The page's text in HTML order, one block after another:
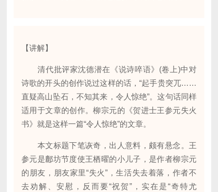
【讲解】
清代批评家沈德潜在《说诗啐语》(卷上)中对
诗歌的开头的创作说过这样的话，“起手贵突兀……
直疑高山坠石，不知其来，令人惊绝”。这句话同样
适用于文章的创作。柳宗元的《贺进士王参元失火
书》就是这样一篇“令人惊绝”的文章。
本文标题下笔诙奇，出人意料，颇有悬念。王
参元是鄜坊节度使王栖曜的小儿子，是作者柳宗元
的朋友，朋友家里“失火”，生活失去着落，作者不
去劝解、安慰，反而要“祝贺”，实在是“奇特尤